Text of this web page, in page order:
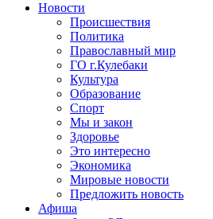
Новости
Происшествия
Политика
Православный мир
ГО г.Кулебаки
Культура
Образование
Спорт
Мы и закон
Здоровье
Это интересно
Экономика
Мировые новости
Предложить новость
Афиша